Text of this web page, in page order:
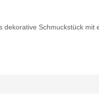
Schmuckstück mit